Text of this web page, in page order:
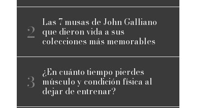
Las 7 musas de John Galliano
que dieron vida a sus
colecciones más memorables
¿En cuánto tiempo pierdes
músculo y condición física al
dejar de entrenar?